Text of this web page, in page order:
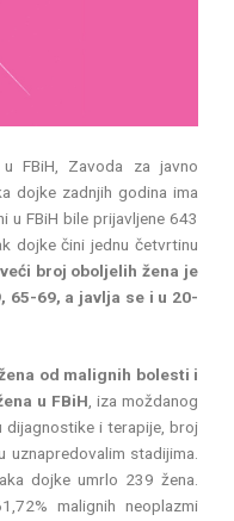
FBiH, Zavoda za javno
dojke zadnjih godina ima
u FBiH bile prijavljene 643
dojke čini jednu četvrtinu
broj oboljelih žena je
65-69, a javlja se i u 20-
od malignih bolesti i
u FBiH, iza moždanog
i terapije, broj
stadijima.
dojke umrlo 239 žena.
malignih neoplazmi